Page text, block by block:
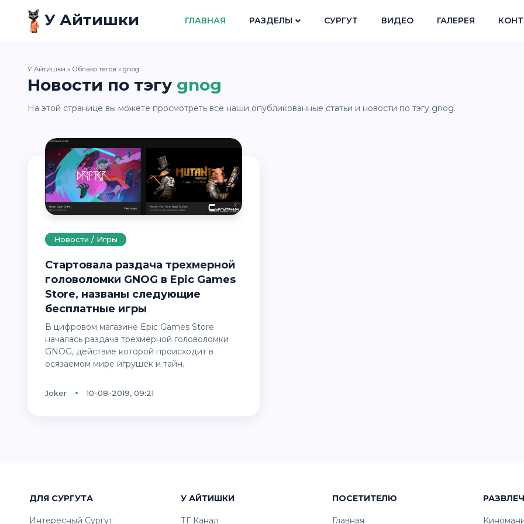
У Айтишки ГЛАВНАЯ РАЗДЕЛЫ СУРГУТ ВИДЕО ГАЛЕРЕЯ
У Айтишки » Облако тегов » gnog
Новости по тэгу gnog
На этой странице вы можете просмотреть все наши опубликованные статьи и новости по тэгу gnog.
Новости / Игры
Стартовала раздача трехмерной
головоломки GNOG в Epic Games
Store, названы следующие
бесплатные игры
В цифровом магазине Epic Games Store
началась раздача трёхмерной головоломки
GNOG, действие которой происходит в
осязаемом мире игрушек и тайн.
Joker 10-08-2019, 09:21
ДЛЯ СУРГУТА
Интересный Сургут
У АЙТИШКИ
ТГ Канал
ПОСЕТИТЕЛЮ
Главная